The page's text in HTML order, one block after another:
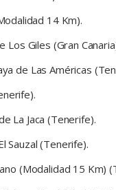
14 Km).
Giles (Gran
de Las Américas
La Jaca (Tenerife).
Sauzal (Tenerife).
(Modalidad 15 Km)